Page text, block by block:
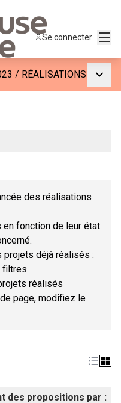
Se connecter
/ RÉALISATIONS
des réalisations
fonction de leur état
projets déjà réalisés :
filtres
réalisés
page, modifiez le
des propositions par :